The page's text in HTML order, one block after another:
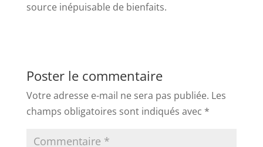
source inépuisable de bienfaits.
Poster le commentaire
Votre adresse e-mail ne sera pas publiée. Les
champs obligatoires sont indiqués avec *